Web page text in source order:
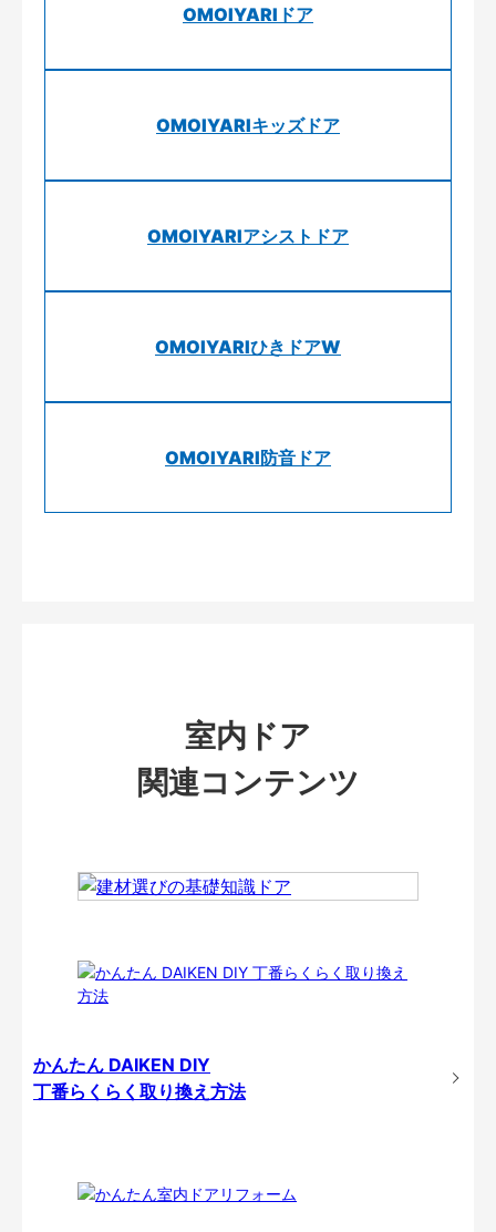
OMOIYARIドア
OMOIYARIキッズドア
OMOIYARIアシストドア
OMOIYARIひきドアW
OMOIYARI防音ドア
室内ドア
関連コンテンツ
かんたん DAIKEN DIY
丁番らくらく取り換え方法